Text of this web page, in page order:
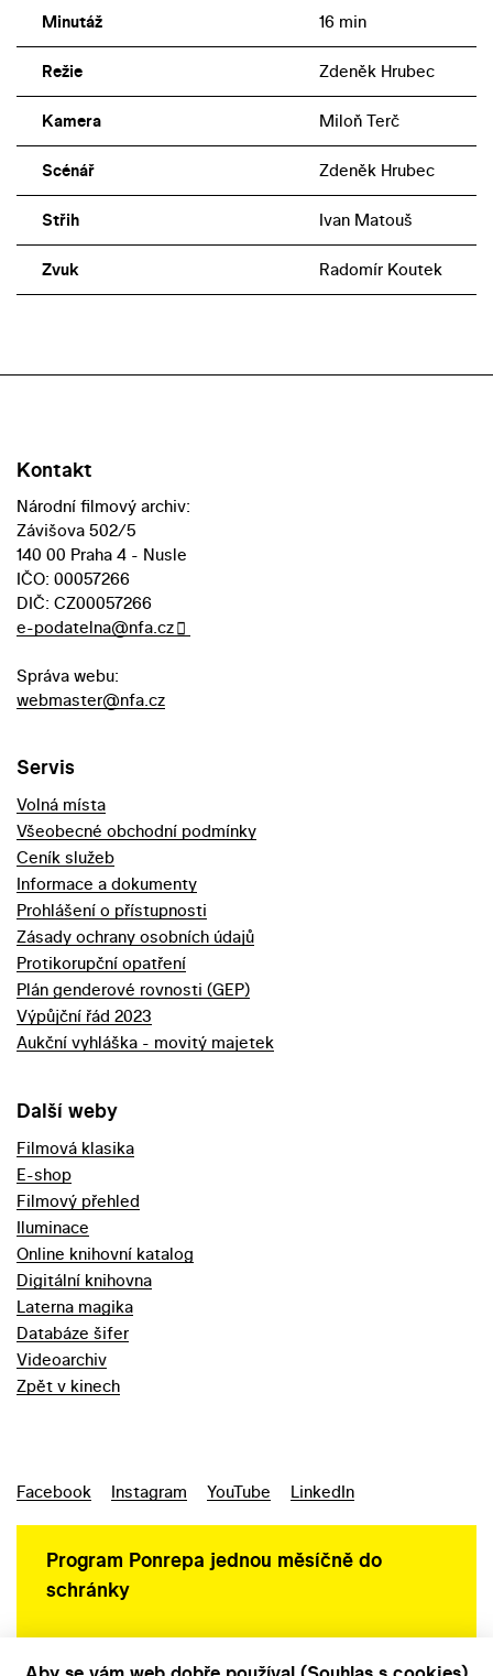
Minutáž 16 min
Režie Zdeněk Hrubec
Kamera Miloň Terč
Scénář Zdeněk Hrubec
Střih Ivan Matouš
Zvuk Radomír Koutek
Kontakt
Národní filmový archiv:
Závišova 502/5
140 00 Praha 4 - Nusle
IČO: 00057266
DIČ: CZ00057266
e-podatelna@nfa.cz
Správa webu:
webmaster@nfa.cz
Servis
Volná místa
Všeobecné obchodní podmínky
Ceník služeb
Informace a dokumenty
Prohlášení o přístupnosti
Zásady ochrany osobních údajů
Protikorupční opatření
Plán genderové rovnosti (GEP)
Výpůjční řád 2023
Aukční vyhláška - movitý majetek
Další weby
Filmová klasika
E-shop
Filmový přehled
Iluminace
Online knihovní katalog
Digitální knihovna
Laterna magika
Databáze šifer
Videoarchiv
Zpět v kinech
Facebook Instagram YouTube LinkedIn
Program Ponrepa jednou měsíčně do
schránky